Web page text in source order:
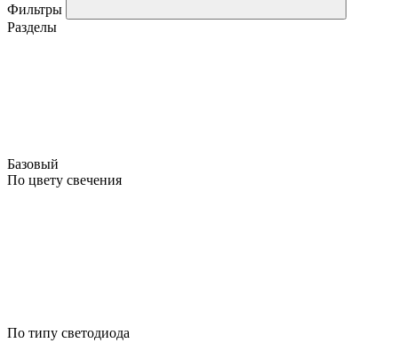
Фильтры
Разделы
Базовый
По цвету свечения
По типу светодиода